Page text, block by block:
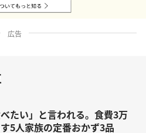
広告
べたい」と言われる。食費3万
5人家族の定番おかず3品